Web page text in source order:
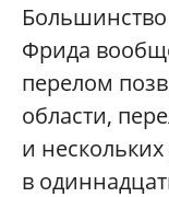
Фрида
перелом
области,
и
в